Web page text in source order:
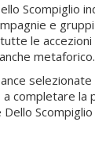
Scompiglio
e
le
metaforico.
completare la
Dello